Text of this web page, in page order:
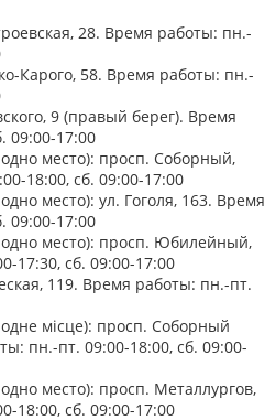
28. Время работы: пн.-
Карого, 58. Время работы: пн.-
9 (правый берег). Время
09:00-17:00
место): просп. Соборный,
18:00, сб. 09:00-17:00
место): ул. Гоголя, 163. Время
09:00-17:00
место): просп. Юбилейный,
17:30, сб. 09:00-17:00
119. Время работы: пн.-пт.
місце): просп. Соборный
пн.-пт. 09:00-18:00, сб. 09:00-
место): просп. Металлургов,
18:00, сб. 09:00-17:00